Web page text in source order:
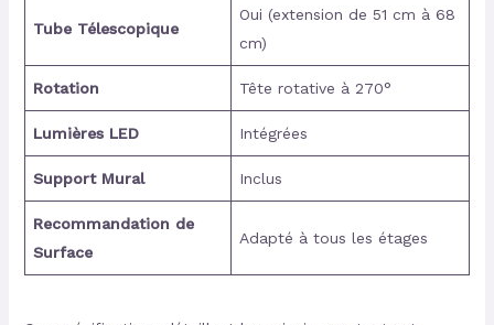
Tube Télescopique
Oui (extension de 51 cm à 68
cm)
Rotation Tête rotative à 270°
Lumières LED Intégrées
Support Mural Inclus
Recommandation de
Surface
Adapté à tous les étages